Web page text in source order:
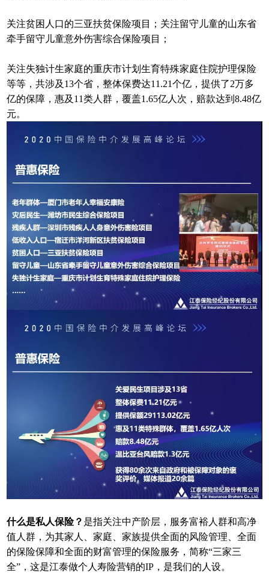
关注贫困人口的三亚扶贫保险项目；关注留守儿童的山东省
牵手留守儿童意外伤害综合保险项目；
关注失独计生家庭的重庆市计划生育特殊家庭住院护理保险
等等，共涉及13个省，整体保费达11.21个亿，提供了2万多
亿的保障，惠及11类人群，覆盖1.65亿人次，赔款达到8.48亿
元。
什么是私人保险？ 是指关注中产阶层，服务富裕人群和高净
值人群，为其家人、家庭、家族提供全面的风险管理、全面
的保险保障和全面的财富管理的保险服务，简称“三家三
全”，这是江泰做个人寿险营销的IP，是我们的人设。